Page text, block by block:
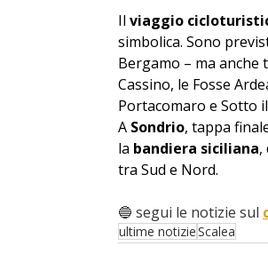
Il viaggio
simbolica. Sono
Bergamo – ma anche
Cassino, le Fosse
Portacomaro e Sotto
A Sondrio, tappa
la bandiera siciliana,
tra Sud e Nord.
🔵 segui le notizie sul
ultime notizieScalea